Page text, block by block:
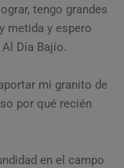
tengo grandes
metida y espero
Día Bajío.
mi granito de
por qué recién
en el campo